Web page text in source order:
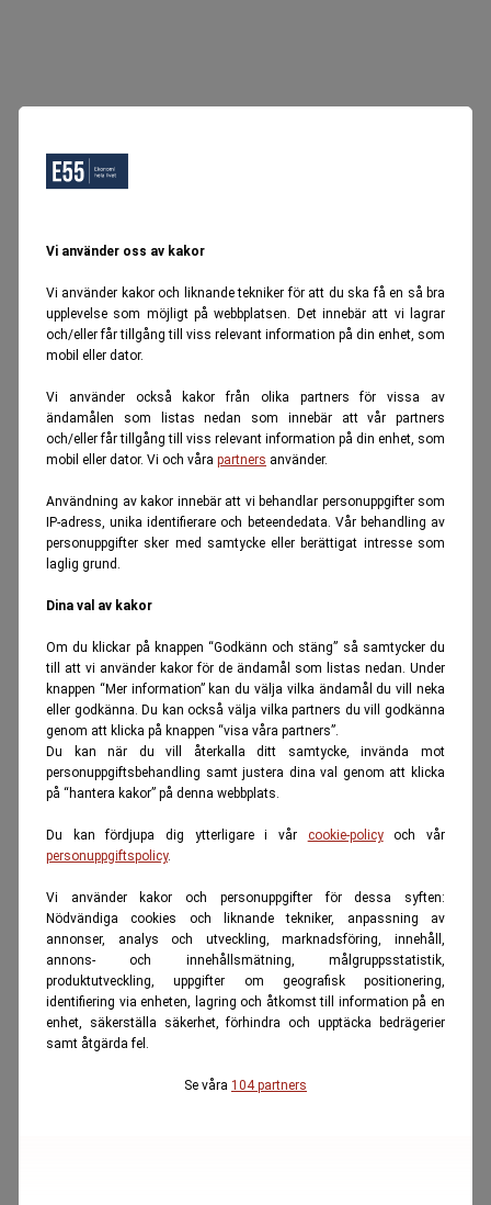
Vi använder oss av kakor
Vi använder kakor och liknande tekniker för att du ska få en så bra
upplevelse som möjligt på webbplatsen. Det innebär att vi lagrar
och/eller får tillgång till viss relevant information på din enhet, som
mobil eller dator.
Vi använder också kakor från olika partners för vissa av
ändamålen som listas nedan som innebär att vår partners
och/eller får tillgång till viss relevant information på din enhet, som
mobil eller dator. Vi och våra partners använder.
Användning av kakor innebär att vi behandlar personuppgifter som
IP-adress, unika identifierare och beteendedata. Vår behandling av
personuppgifter sker med samtycke eller berättigat intresse som
laglig grund.
Dina val av kakor
Om du klickar på knappen “Godkänn och stäng” så samtycker du
till att vi använder kakor för de ändamål som listas nedan. Under
knappen “Mer information” kan du välja vilka ändamål du vill neka
eller godkänna. Du kan också välja vilka partners du vill godkänna
genom att klicka på knappen “visa våra partners”.
Du kan när du vill återkalla ditt samtycke, invända mot
personuppgiftsbehandling samt justera dina val genom att klicka
på “hantera kakor” på denna webbplats.
Du kan fördjupa dig ytterligare i vår cookie-policyoch vår
personuppgiftspolicy.
Vi använder kakor och personuppgifter för dessa syften:
Nödvändiga cookies och liknande tekniker, anpassning av
annonser, analys och utveckling, marknadsföring, innehåll,
annons- och innehållsmätning, målgruppsstatistik,
produktutveckling, uppgifter om geografisk positionering,
identifiering via enheten, lagring och åtkomst till information på en
enhet, säkerställa säkerhet, förhindra och upptäcka bedrägerier
samt åtgärda fel.
Se våra 104 partners